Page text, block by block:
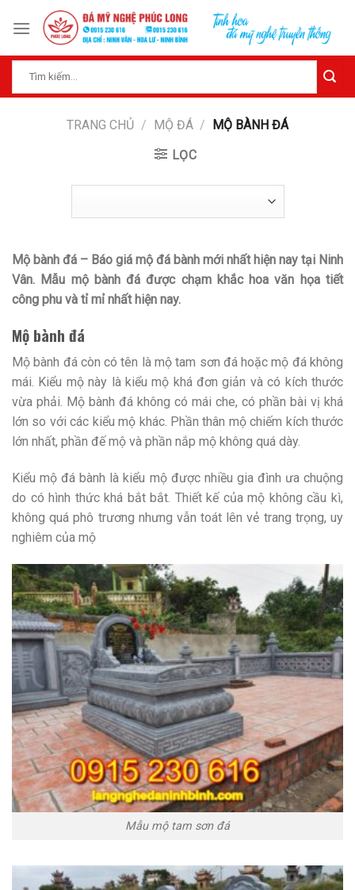
kiếm:
TRANG CHỦ / MỘ ĐÁ / MỘ BÀNH ĐÁ
LỌC
Mộ bành đá – Báo giá mộ đá bành mới nhất hiện nay tại Ninh
Vân. Mẫu mộ bành đá được chạm khắc hoa văn họa tiết
công phu và tỉ mỉ nhất hiện nay.
Mộ bành đá
Mộ bành đá còn có tên là mộ tam sơn đá hoặc mộ đá không
mái. Kiểu mộ này là kiểu mộ khá đơn giản và có kích thước
vừa phải. Mộ bành đá không có mái che, có phần bài vị khá
lớn so với các kiểu mộ khác. Phần thân mộ chiếm kích thước
lớn nhất, phần đế mộ và phần nắp mộ không quá dày.
Kiểu mộ đá bành là kiểu mộ được nhiều gia đình ưa chuộng
do có hình thức khá bắt bắt. Thiết kế của mộ không cầu kì,
không quá phô trương nhưng vẫn toát lên vẻ trang trọng, uy
nghiêm của mộ
Mẫu mộ tam sơn đá